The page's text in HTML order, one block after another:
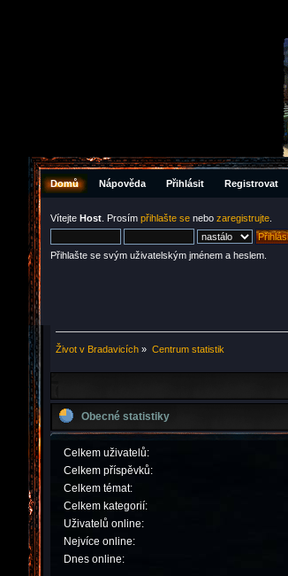
Domů Nápověda Přihlásit Registrovat
Vítejte Host . Prosím přihlašte se nebo zaregistrujte
Přihlašte se svým uživatelským jménem a heslem.
Život v Bradavicích » Centrum statistik
Obecné statistiky
Celkem uživatelů:
Celkem příspěvků:
Celkem témat:
Celkem kategorií:
Uživatelů online:
Nejvíce online:
Dnes online: